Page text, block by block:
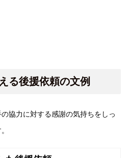
る後援依頼の文例
協力に対する感謝の気持ちをしっ